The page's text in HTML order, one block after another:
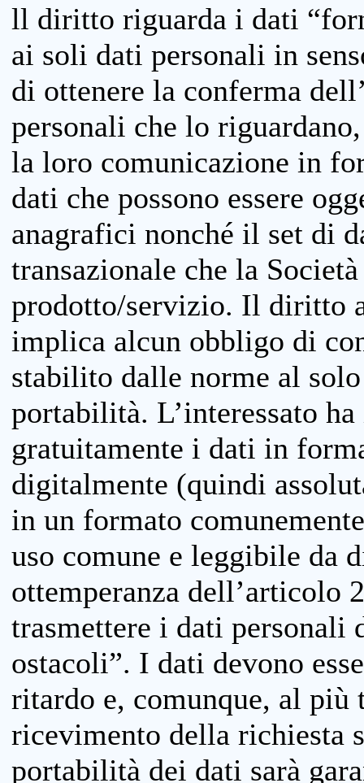
ll diritto riguarda i dati
ai soli dati personali in
di ottenere la conferma
personali che lo
la loro comunicazione in
dati che possono essere
anagrafici nonché il set di
transazionale che la
prodotto/servizio. Il diritto
implica alcun obbligo di
stabilito dalle norme al
portabilità. L’interessato
gratuitamente i dati in
digitalmente (quindi
in un formato
uso comune e leggibile da
ottemperanza dell’articolo
trasmettere i dati personali
ostacoli”. I dati devono
ritardo e, comunque, al più
ricevimento della richiesta
portabilità dei dati sarà